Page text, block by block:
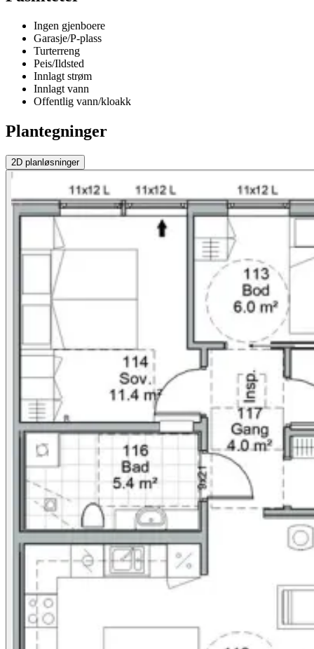
Ingen gjenboere
Garasje/P-plass
Turterreng
Peis/Ildsted
Innlagt strøm
Innlagt vann
Offentlig vann/kloakk
Plantegninger
2D planløsninger